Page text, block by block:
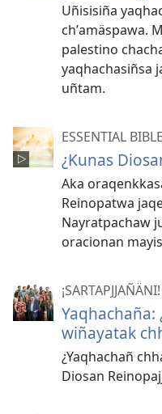
Uñisisiña
chʼamäspawa.
palestino
yaqhachasiñsa
uñtam.
ESSENTIAL
¿Kunas
Aka
Reinopatwa
Nayratpachaw
oracionan
¡SARTAPJJAÑÄNI!
Yaqhachaña:
wiñayatak
¿Yaqhachañ
Diosan